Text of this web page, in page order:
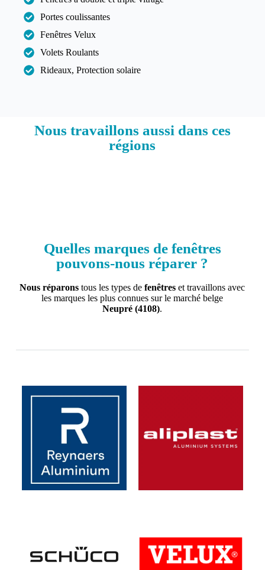
Portes coulissantes
Fenêtres Velux
Volets Roulants
Rideaux, Protection solaire
Nous travaillons aussi dans ces
régions​
Quelles marques de fenêtres
pouvons-nous réparer ?
Nous réparons tous les types defenêtres et travaillons avec
les marques les plus connues sur le marché belge
Neupré (4108).